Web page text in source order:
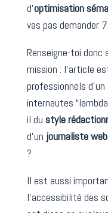
d’optimisation
vas pas demander
Renseigne-toi donc
mission : l’article
professionnels
internautes
il du style
d’un journaliste
?
Il est aussi
l’accessibilité des